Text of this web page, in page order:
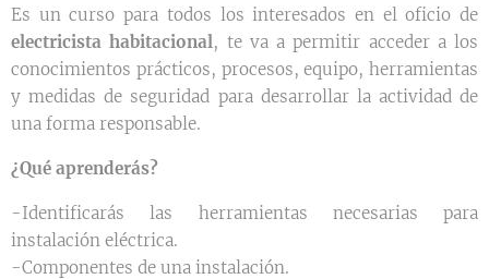
Es un curso para todos los interesados en el oficio de
electricista habitacional, te va a permitir acceder a los
conocimientos prácticos, procesos, equipo, herramientas
y medidas de seguridad para desarrollar la actividad de
una forma responsable.
¿Qué aprenderás?
-Identificarás las herramientas necesarias para
instalación eléctrica.
-Componentes de una instalación.